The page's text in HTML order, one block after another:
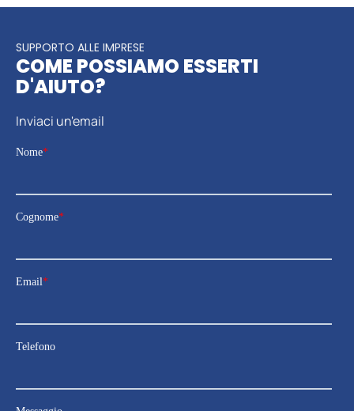
SUPPORTO ALLE IMPRESE
COME POSSIAMO ESSERTI
D'AIUTO?
Inviaci un'email